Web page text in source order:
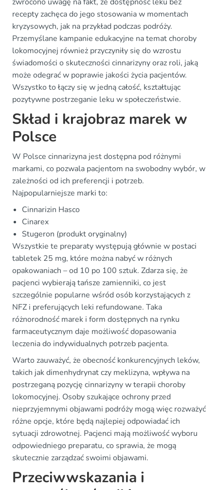
recepty zachęca do jego stosowania w momentach
kryzysowych, jak na przykład podczas podróży.
Przemyślane kampanie edukacyjne na temat choroby
lokomocyjnej również przyczyniły się do wzrostu
świadomości o skuteczności cinnarizyny oraz roli, jaką
może odegrać w poprawie jakości życia pacjentów.
Wszystko to łączy się w jedną całość, kształtując
pozytywne postrzeganie leku w społeczeństwie.
Skład i krajobraz marek w
Polsce
W Polsce cinnarizyna jest dostępna pod różnymi
markami, co pozwala pacjentom na swobodny wybór, w
zależności od ich preferencji i potrzeb.
Najpopularniejsze marki to:
Cinnarizin Hasco
Cinarex
Stugeron (produkt oryginalny)
Wszystkie te preparaty występują głównie w postaci
tabletek 25 mg, które można nabyć w różnych
opakowaniach – od 10 po 100 sztuk. Zdarza się, że
pacjenci wybierają tańsze zamienniki, co jest
szczególnie popularne wśród osób korzystających z
NFZ i preferujących leki refundowane. Taka
różnorodność marek i form dostępnych na rynku
farmaceutycznym daje możliwość dopasowania
leczenia do indywidualnych potrzeb pacjenta.
Warto zauważyć, że obecność konkurencyjnych leków,
takich jak dimenhydrynat czy meklizyna, wpływa na
postrzeganą pozycję cinnarizyny w terapii choroby
lokomocyjnej. Osoby szukające ochrony przed
nieprzyjemnymi objawami podróży mogą więc rozważyć
różne opcje, które będą najlepiej odpowiadać ich
sytuacji zdrowotnej. Pacjenci mają możliwość wyboru
odpowiedniego preparatu, co sprawia, że mogą
skutecznie zarządzać swoimi objawami.
Przeciwwskazania i